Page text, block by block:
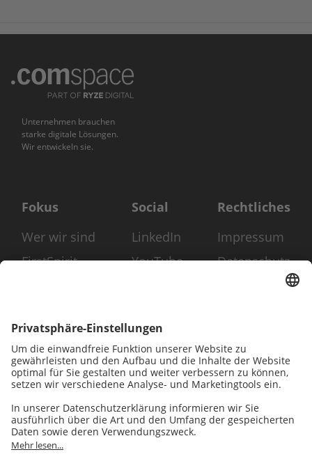
Unternehmen brauchen
starke digitale Lösungen.
Wir entwickeln sie.
Fokus
Wer wir sind
FirstSpirit
Digitale
Barrierefreiheit
Digital
Experience
Strategie &
Consulting
Social
LinkedIn
YouTube
Rechtliches
Impressum
Datenschutz